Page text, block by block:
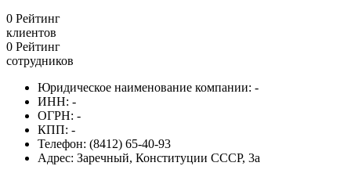
0 Рейтинг
клиентов
0 Рейтинг
сотрудников
Юридическое наименование компании: -
ИНН: -
ОГРН: -
КПП: -
Телефон: (8412) 65-40-93
Адрес: Заречный, Конституции СССР, 3а